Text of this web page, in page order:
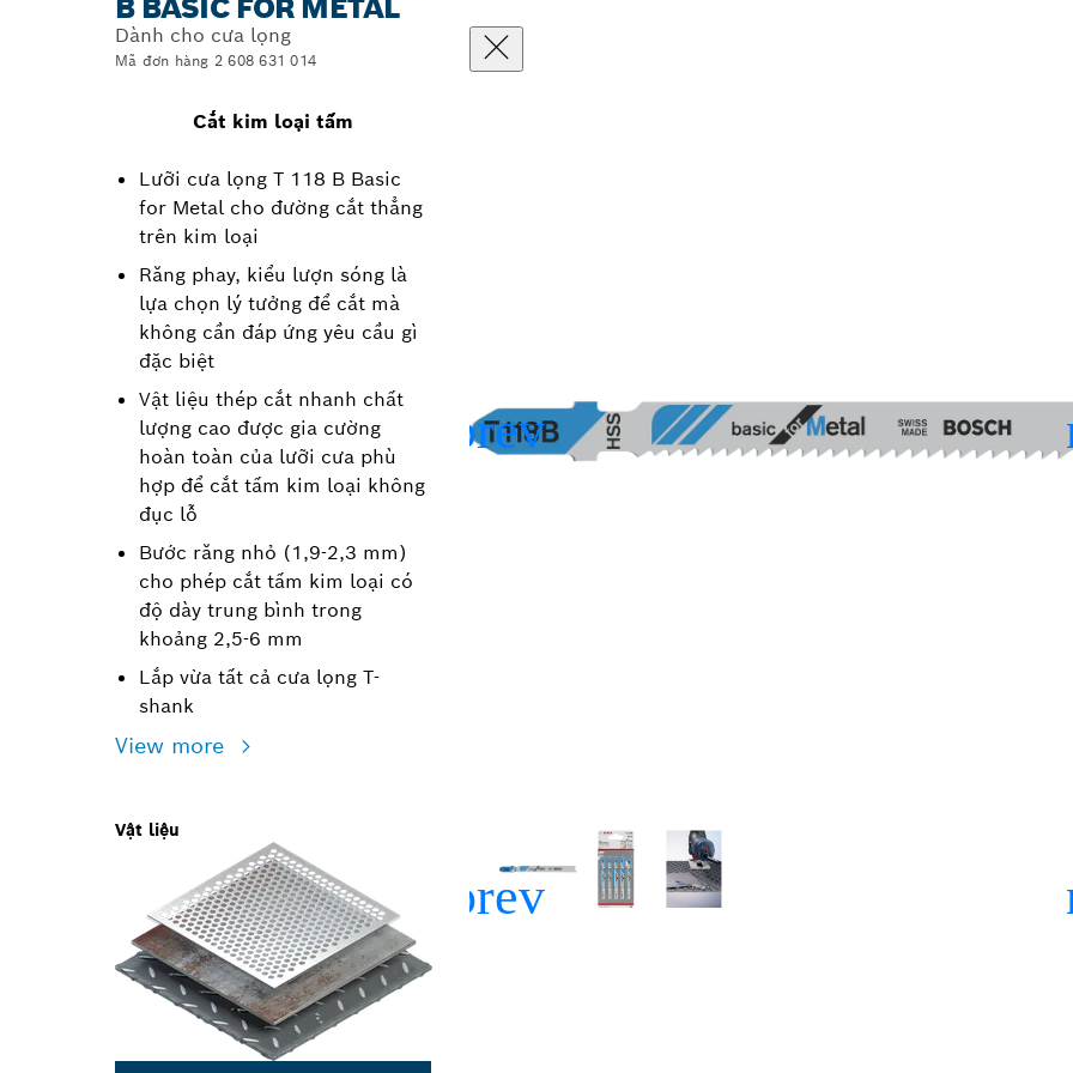
B BASIC FOR METAL
Dành cho cưa lọng
Mã đơn hàng 2 608 631 014
Cắt kim loại tấm
Lưỡi cưa lọng T 118 B Basic
for Metal cho đường cắt thẳng
trên kim loại
Răng phay, kiểu lượn sóng là
lựa chọn lý tưởng để cắt mà
không cần đáp ứng yêu cầu gì
đặc biệt
Vật liệu thép cắt nhanh chất
lượng cao được gia cường
hoàn toàn của lưỡi cưa phù
hợp để cắt tấm kim loại không
đục lỗ
Bước răng nhỏ (1,9-2,3 mm)
cho phép cắt tấm kim loại có
độ dày trung bình trong
khoảng 2,5-6 mm
Lắp vừa tất cả cưa lọng T-
shank
View more
Vật liệu